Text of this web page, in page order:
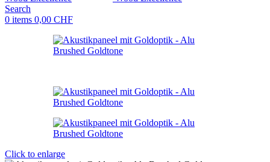
Search
0 items 0,00 CHF
Click to enlarge